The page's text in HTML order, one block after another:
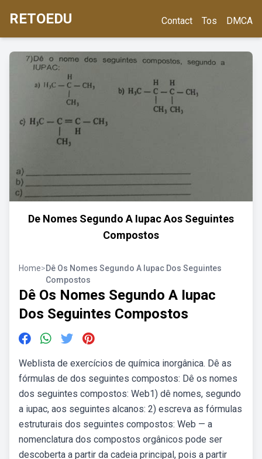
RETOEDU Contact Tos DMCA
De Nomes Segundo A Iupac Aos Seguintes
Compostos
Home>Dê Os Nomes Segundo A Iupac Dos Seguintes
Compostos
Dê Os Nomes Segundo A Iupac
Dos Seguintes Compostos
Weblista de exercícios de química inorgânica. Dê as
fórmulas de dos seguintes compostos: Dê os nomes
dos seguintes compostos: Web1) dê nomes, segundo
a iupac, aos seguintes alcanos: 2) escreva as fórmulas
estruturais dos seguintes compostos: Web — a
nomenclatura dos compostos orgânicos pode ser
descoberta a partir da cadeia principal, pois a partir